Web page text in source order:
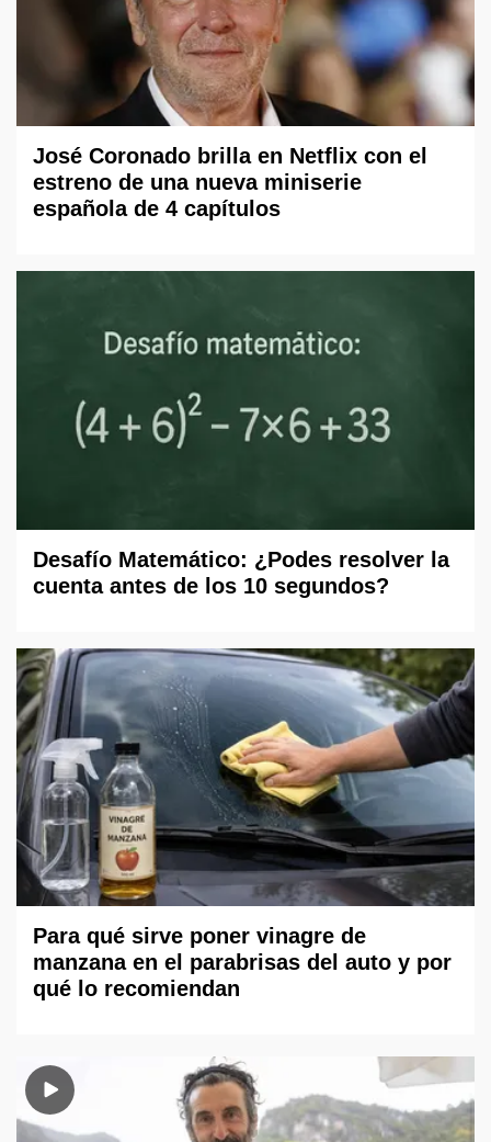
José Coronado brilla en Netflix con el
estreno de una nueva miniserie
española de 4 capítulos
Desafío Matemático: ¿Podes resolver la
cuenta antes de los 10 segundos?
Para qué sirve poner vinagre de
manzana en el parabrisas del auto y por
qué lo recomiendan